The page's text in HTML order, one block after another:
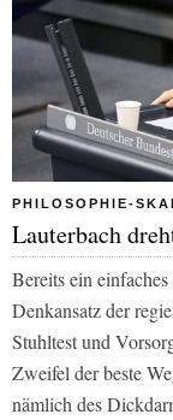
PHILOSOPHIE-
Lauterbach
Bereits ein
Denkansatz der
Stuhltest und
Zweifel der beste
nämlich des